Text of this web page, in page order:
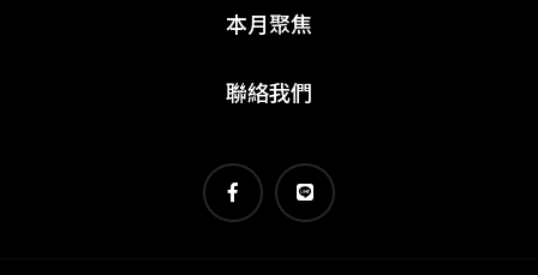
本月聚焦
聯絡我們